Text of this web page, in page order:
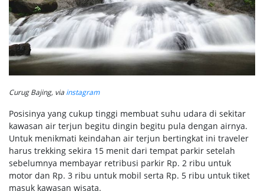
Curug Bajing, via instagram
Posisinya yang cukup tinggi membuat suhu udara di sekitar
kawasan air terjun begitu dingin begitu pula dengan airnya.
Untuk menikmati keindahan air terjun bertingkat ini traveler
harus trekking sekira 15 menit dari tempat parkir setelah
sebelumnya membayar retribusi parkir Rp. 2 ribu untuk
motor dan Rp. 3 ribu untuk mobil serta Rp. 5 ribu untuk tiket
masuk kawasan wisata.